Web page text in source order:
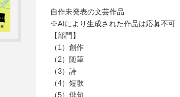
自作未発表の文芸作品
※AIにより生成された作品は応募不可
【部門】
（1）創作
（2）随筆
（3）詩
（4）短歌
（5）俳句